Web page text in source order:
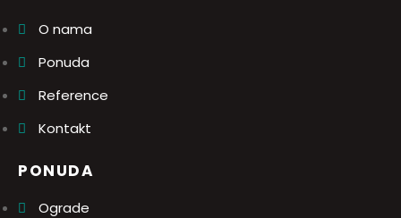
O nama
Ponuda
Reference
Kontakt
PONUDA
Ograde